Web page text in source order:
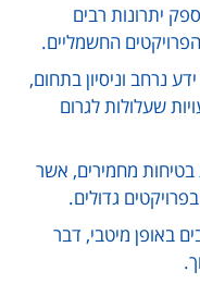
יתרונות רבים
החשמליים.
נרחב וניסיון בתחום,
שעלולות לגרום
בטיחות מחמירים, אשר
גדולים.
באופן מיטבי, דבר